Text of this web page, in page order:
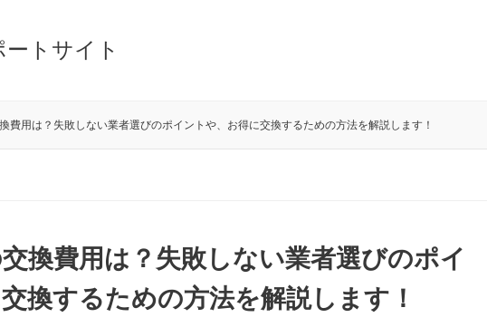
トサイト
費用は？失敗しない業者選びのポイントや、お得に交換するための方法を解説します！
換費用は？失敗しない業者選びのポイ
換するための方法を解説します！